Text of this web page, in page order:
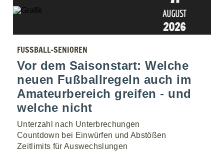
AUGUST
2026
FUSSBALL-SENIOREN
Vor dem Saisonstart: Welche
neuen Fußballregeln auch im
Amateurbereich greifen - und
welche nicht
Unterzahl nach Unterbrechungen
Countdown bei Einwürfen und Abstößen
Zeitlimits für Auswechslungen